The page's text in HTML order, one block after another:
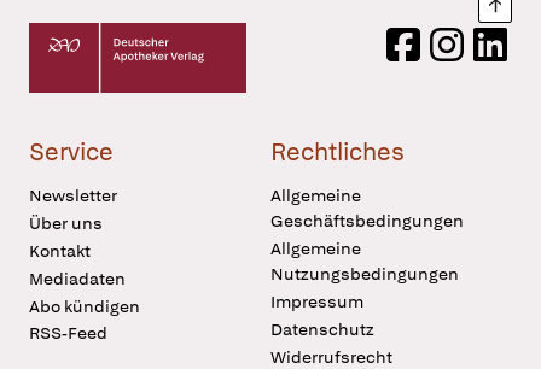
Deutscher Apotheker Verlag Logo
FacebookInstagram
Service
Newsletter
Über uns
Kontakt
Mediadaten
Abo kündigen
RSS-Feed
Rechtliches
Allgemeine
Geschäftsbedingungen
Allgemeine
Nutzungsbedingungen
Impressum
Datenschutz
Widerrufsrecht